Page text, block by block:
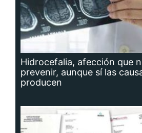
Hidrocefalia, afección que
prevenir, aunque sí las
producen